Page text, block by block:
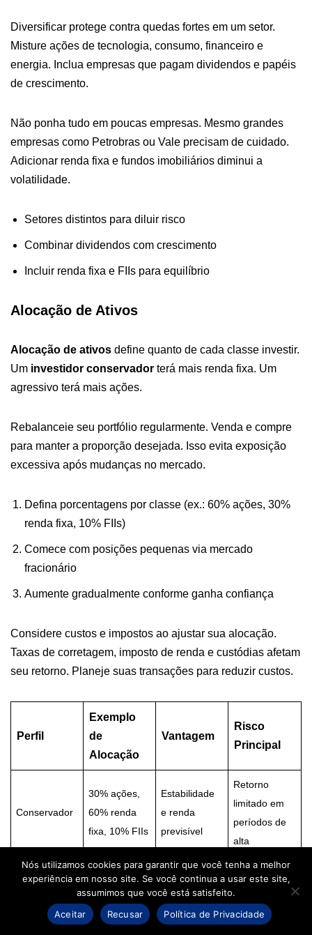
Diversificar protege contra quedas fortes em um setor.
Misture ações de tecnologia, consumo, financeiro e
energia. Inclua empresas que pagam dividendos e papéis
de crescimento.
Não ponha tudo em poucas empresas. Mesmo grandes
empresas como Petrobras ou Vale precisam de cuidado.
Adicionar renda fixa e fundos imobiliários diminui a
volatilidade.
Setores distintos para diluir risco
Combinar dividendos com crescimento
Incluir renda fixa e FIIs para equilíbrio
Alocação de Ativos
Alocação de ativos define quanto de cada classe investir.
Um investidor conservador terá mais renda fixa. Um
agressivo terá mais ações.
Rebalanceie seu portfólio regularmente. Venda e compre
para manter a proporção desejada. Isso evita exposição
excessiva após mudanças no mercado.
Defina porcentagens por classe (ex.: 60% ações, 30%
renda fixa, 10% FIIs)
Comece com posições pequenas via mercado
fracionário
Aumente gradualmente conforme ganha confiança
Considere custos e impostos ao ajustar sua alocação.
Taxas de corretagem, imposto de renda e custódias afetam
seu retorno. Planeje suas transações para reduzir custos.
Perfil
Exemplo
de
Alocação
Vantagem
Risco
Principal
Conservador
30% ações,
60% renda
fixa, 10% FIIs
Estabilidade
e renda
previsível
Retorno
limitado em
períodos de
alta
50% ações,
40% renda
fixa, 10% FIIs
Equilíbrio
entre
crescimento
e segurança
Exposição
moderada à
volatilidade
Nós utilizamos cookies para garantir que você tenha a melhor
experiência em nosso site. Se você continua a usar este site,
assumimos que você está satisfeito.
Aceitar
Recusar Política de Privacidade